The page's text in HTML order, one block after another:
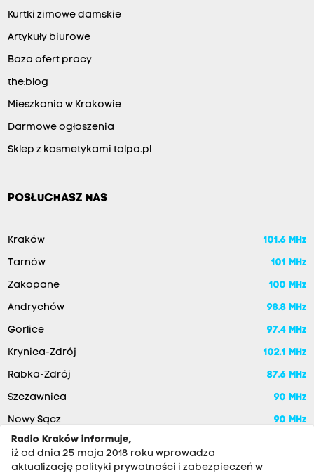
Kurtki zimowe damskie
Artykuły biurowe
Baza ofert pracy
the:blog
Mieszkania w Krakowie
Darmowe ogłoszenia
Sklep z kosmetykami tolpa.pl
POSŁUCHASZ NAS
Kraków 101.6 MHz
Tarnów 101 MHz
Zakopane 100 MHz
Andrychów 98.8 MHz
Gorlice 97.4 MHz
Krynica-Zdrój 102.1 MHz
Rabka-Zdrój 87.6 MHz
Szczawnica 90 MHz
Nowy Sącz
90 MHz
Radio Kraków informuje,
iż od dnia 25 maja 2018 roku wprowadza
aktualizację polityki prywatności i zabezpieczeń w